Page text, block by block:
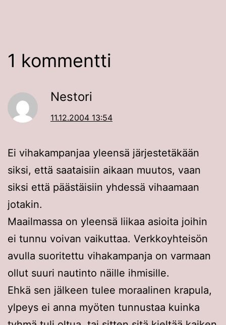
1 kommentti
Nestori
11.12.2004 13:54
Ei vihakampanjaa yleensä järjestetäkään
siksi, että saataisiin aikaan muutos, vaan
siksi että päästäisiin yhdessä vihaamaan
jotakin.
Maailmassa on yleensä liikaa asioita joihin
ei tunnu voivan vaikuttaa. Verkkoyhteisön
avulla suoritettu vihakampanja on varmaan
ollut suuri nautinto näille ihmisille.
Ehkä sen jälkeen tulee moraalinen krapula,
ylpeys ei anna myöten tunnustaa kuinka